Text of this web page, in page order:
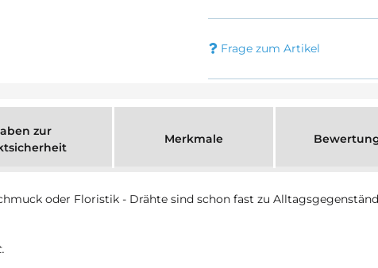
Frage zum Artikel
zur
Merkmale
oder Floristik - Drähte sind schon fast zu